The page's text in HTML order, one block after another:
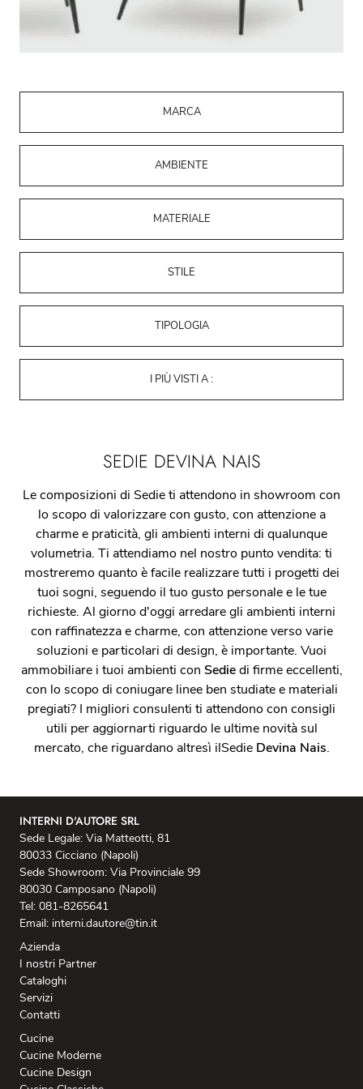
MARCA
AMBIENTE
MATERIALE
STILE
TIPOLOGIA
I PIÙ VISTI A :
SEDIE DEVINA NAIS
Le composizioni di Sedie ti attendono in showroom con
lo scopo di valorizzare con gusto, con attenzione a
charme e praticità, gli ambienti interni di qualunque
volumetria. Ti attendiamo nel nostro punto vendita: ti
mostreremo quanto è facile realizzare tutti i progetti dei
tuoi sogni, seguendo il tuo gusto personale e le tue
richieste. Al giorno d'oggi arredare gli ambienti interni
con raffinatezza e charme, con attenzione verso varie
soluzioni e particolari di design, è importante. Vuoi
ammobiliare i tuoi ambienti con Sediedi firme eccellenti,
con lo scopo di coniugare linee ben studiate e materiali
pregiati? I migliori consulenti ti attendono con consigli
utili per aggiornarti riguardo le ultime novità sul
mercato, che riguardano altresì ilSedie Devina Nais.
INTERNI D'AUTORE SRL
Sede Legale: Via Matteotti, 81
80033 Cicciano (Napoli)
Sede Showroom: Via Provinciale 99
80030 Camposano (Napoli)
Tel: 081-8265641
Email: interni.dautore@tin.it
Azienda
I nostri Partner
Cataloghi
Servizi
Contatti
Cucine
Cucine Moderne
Cucine Design